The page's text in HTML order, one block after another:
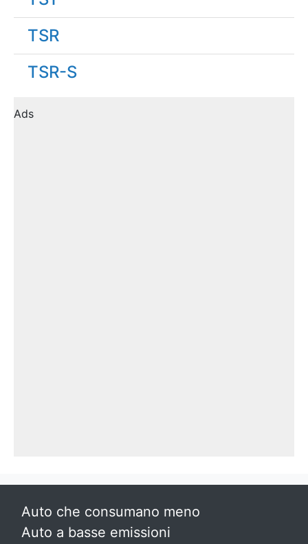
TSR
TSR-S
Ads
Auto che consumano meno
Auto a basse emissioni